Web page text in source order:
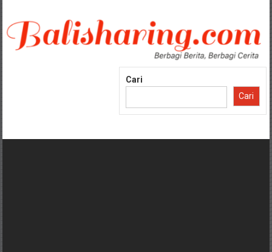
konten
Cari
Cari